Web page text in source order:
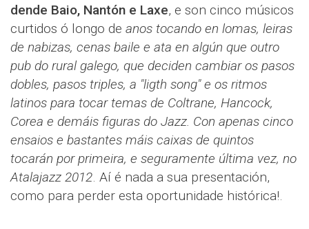
dende Baio, Nantón e Laxe, e son cinco músicos
curtidos ó longo de anos tocando en lomas, leiras
de nabizas, cenas baile e ata en algún que outro
pub do rural galego, que deciden cambiar os pasos
dobles, pasos triples, a "ligth song" e os ritmos
latinos para tocar temas de Coltrane, Hancock,
Corea e demáis figuras do Jazz. Con apenas cinco
ensaios e bastantes máis caixas de quintos
tocarán por primeira, e seguramente última vez, no
Atalajazz 2012. Aí é nada a sua presentación,
como para perder esta oportunidade histórica!.